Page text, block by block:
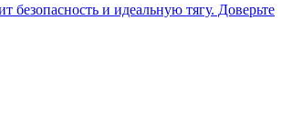
и идеальную тягу. Доверьте